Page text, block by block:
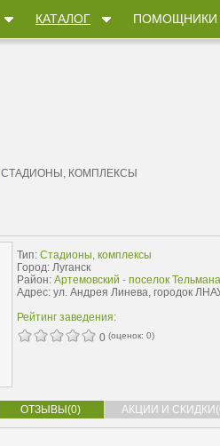
КАТАЛОГ ПОМОЩНИКИ
СТАДИОНЫ, КОМПЛЕКСЫ
Тип: Стадионы, комплексы
Город: Луганск
Район: Артемовский - поселок Тельмана
Адрес: ул. Андрея Линева, городок
Рейтинг заведения:
0 (оценок: 0)
ОТЗЫВЫ(0) АКЦИИ И